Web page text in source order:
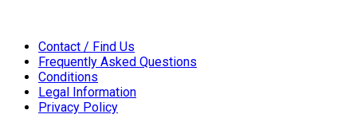
Contact / Find Us
Frequently Asked Questions
Conditions
Legal Information
Privacy Policy